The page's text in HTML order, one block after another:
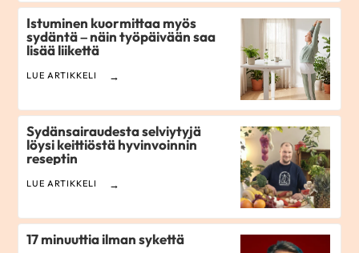
Istuminen kuormittaa myös
sydäntä – näin työpäivään saa
lisää liikettä
LUE ARTIKKELI
Sydänsairaudesta selviytyjä
löysi keittiöstä hyvinvoinnin
reseptin
LUE ARTIKKELI
17 minuuttia ilman sykettä